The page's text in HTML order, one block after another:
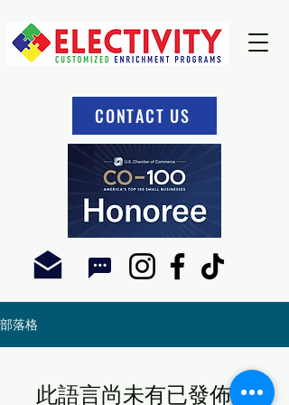
CONTACT US
部落格
此語言尚未有已發佈之